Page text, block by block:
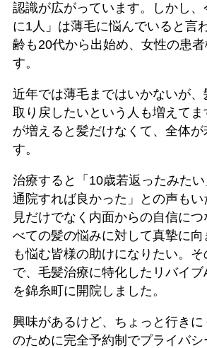
認識が広がっています。しかし、
に1人」は薄毛に悩んでいると言
齢も20代から出始め、女性の患
す。
近年では薄毛まではいかないが、
取り戻したいという人も増えて
が増えると髪だけなくて、全体が
す。
治療すると「10歳若返ったみたい
通院すれば良かった」との声も
見だけでなく内面からの自信に
べての髪の悩みに対して真摯に
も悩む皆様の助けになりたい。
で、毛髪治療に特化したリバイブ
を錦糸町に開院しました。
興味があるけど、ちょっと行きに
のために完全予約制でプライバシ